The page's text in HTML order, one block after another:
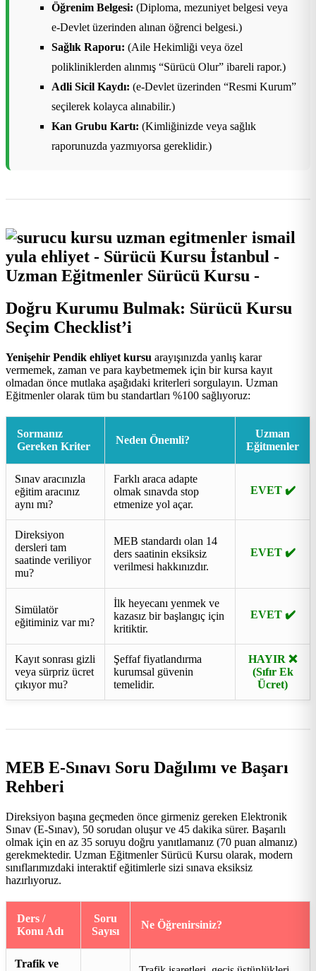
Öğrenim Belgesi: (Diploma, mezuniyet belgesi veya
e-Devlet üzerinden alınan öğrenci belgesi.)
Sağlık Raporu: (Aile Hekimliği veya özel
polikliniklerden alınmış “Sürücü Olur” ibareli rapor.)
Adli Sicil Kaydı: (e-Devlet üzerinden “Resmi Kurum”
seçilerek kolayca alınabilir.)
Kan Grubu Kartı: (Kimliğinizde veya sağlık
raporunuzda yazmıyorsa gereklidir.)
Doğru Kurumu Bulmak: Sürücü Kursu
Seçim Checklist’i
Yenişehir Pendik ehliyet kursu arayışınızda yanlış karar
vermemek, zaman ve para kaybetmemek için bir kursa kayıt
olmadan önce mutlaka aşağıdaki kriterleri sorgulayın. Uzman
Eğitmenler olarak tüm bu standartları %100 sağlıyoruz:
Sormanız
Gereken Kriter
Neden Önemli?
Uzman
Eğitmenler
Sınav aracınızla
eğitim aracınız
aynı mı?
Farklı araca adapte
olmak sınavda stop
etmenize yol açar.
EVET ✔️
Direksiyon
dersleri tam
saatinde veriliyor
mu?
MEB standardı olan 14
ders saatinin eksiksiz
verilmesi hakkınızdır.
EVET ✔️
Simülatör
eğitiminiz var mı?
İlk heyecanı yenmek ve
kazasız bir başlangıç için
kritiktir.
EVET ✔️
Kayıt sonrası gizli
veya sürpriz ücret
çıkıyor mu?
Şeffaf fiyatlandırma
kurumsal güvenin
temelidir.
HAYIR ❌
(Sıfır Ek
Ücret)
MEB E-Sınavı Soru Dağılımı ve Başarı
Rehberi
Direksiyon başına geçmeden önce girmeniz gereken Elektronik
Sınav (E-Sınav), 50 sorudan oluşur ve 45 dakika sürer. Başarılı
olmak için en az 35 soruyu doğru yanıtlamanız (70 puan almanız)
gerekmektedir. Uzman Eğitmenler Sürücü Kursu olarak, modern
sınıflarımızdaki interaktif eğitimlerle sizi sınava eksiksiz
hazırlıyoruz.
Ders /
Konu Adı
Soru
Sayısı
Ne Öğrenirsiniz?
Trafik ve